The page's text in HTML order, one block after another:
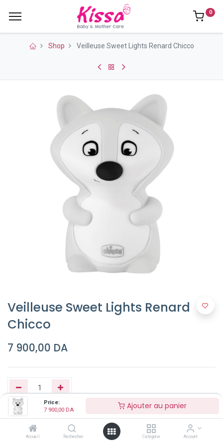
Price:
7 900,00 DA Ajouter au panier
Accueil Rechercher Catégorie Account
0
Shop Veilleuse Sweet Lights Renard Chicco
Veilleuse Sweet Lights Renard
Chicco
7 900,00 DA
Ajouter au panier